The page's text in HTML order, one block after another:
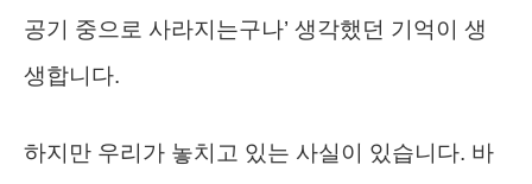
공기 중으로 사라지는구나’ 생각했던 기억이 생
생합니다.
하지만 우리가 놓치고 있는 사실이 있습니다. 바